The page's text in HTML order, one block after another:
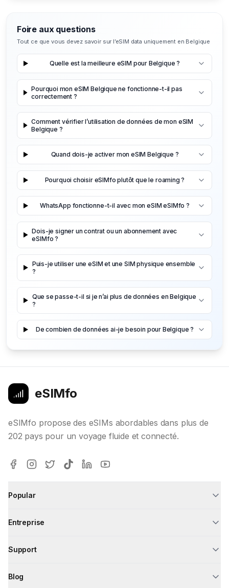
Foire aux questions
Tout ce que vous devez savoir sur l’eSIM data uniquement en Belgique
Quelle est la meilleure eSIM pour Belgique ?
Pourquoi mon eSIM Belgique ne fonctionne-t-il pas
correctement ?
Comment vérifier l’utilisation de données de mon eSIM
Belgique ?
Quand dois-je activer mon eSIM Belgique ?
Pourquoi choisir eSIMfo plutôt que le roaming ?
WhatsApp fonctionne-t-il avec mon eSIM eSIMfo ?
Dois-je signer un contrat ou un abonnement avec
eSIMfo ?
Puis-je utiliser une eSIM et une SIM physique ensemble
?
Que se passe-t-il si je n’ai plus de données en Belgique
?
De combien de données ai-je besoin pour Belgique ?
eSIMfo
eSIMfo propose des eSIMs abordables dans plus de
202 pays pour un voyage fluide et connecté.
Popular
Entreprise
Support
Blog